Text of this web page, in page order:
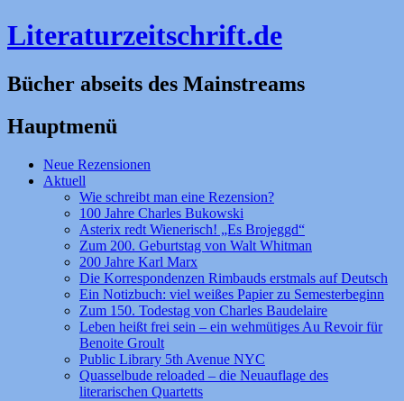
Literaturzeitschrift.de
Bücher abseits des Mainstreams
Hauptmenü
Zum
Inhalt
Neue Rezensionen
Aktuell
Wie schreibt man eine Rezension?
100 Jahre Charles Bukowski
Asterix redt Wienerisch! „Es Brojeggd“
Zum 200. Geburtstag von Walt Whitman
200 Jahre Karl Marx
Die Korrespondenzen Rimbauds erstmals auf Deutsch
Ein Notizbuch: viel weißes Papier zu Semesterbeginn
Zum 150. Todestag von Charles Baudelaire
Leben heißt frei sein – ein wehmütiges Au Revoir für
Benoite Groult
Public Library 5th Avenue NYC
Quasselbude reloaded – die Neuauflage des
literarischen Quartetts